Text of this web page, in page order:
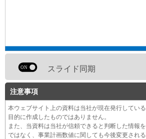
スライド同期
注意事項
本ウェブサイト上の資料は当社が現在発行してい
目的に作成したものではありません。
また、当資料は当社が信頼できると判断した情報
ではなく、事業計画数値に関しても今後変更され